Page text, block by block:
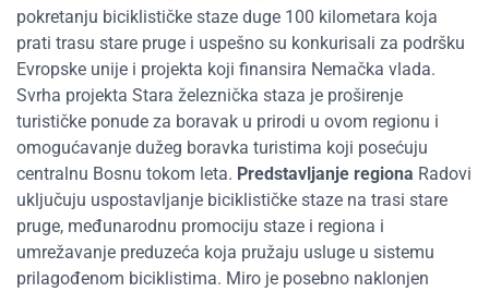
pokretanju biciklističke staze duge 100 kilometara koja
prati trasu stare pruge i uspešno su konkurisali za podršku
Evropske unije i projekta koji finansira Nemačka vlada.
Svrha projekta Stara železnička staza je proširenje
turističke ponude za boravak u prirodi u ovom regionu i
omogućavanje dužeg boravka turistima koji posećuju
centralnu Bosnu tokom leta. Predstavljanje regiona Radovi
uključuju uspostavljanje biciklističke staze na trasi stare
pruge, međunarodnu promociju staze i regiona i
umrežavanje preduzeća koja pružaju usluge u sistemu
prilagođenom biciklistima. Miro je posebno naklonjen